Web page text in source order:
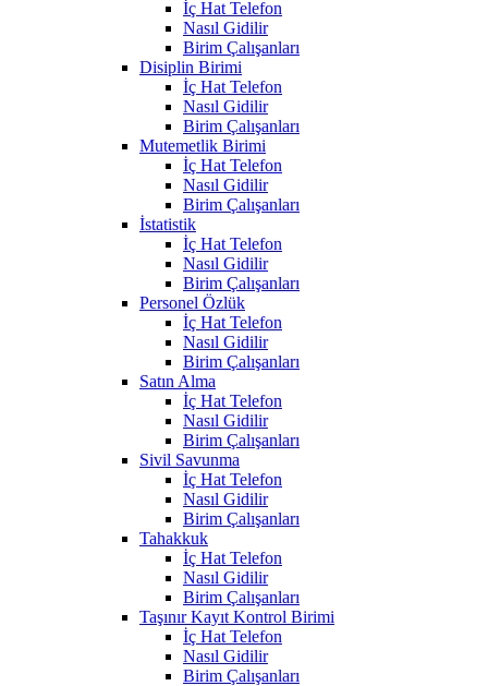
İç Hat Telefon
Nasıl Gidilir
Birim Çalışanları
Disiplin Birimi
İç Hat Telefon
Nasıl Gidilir
Birim Çalışanları
Mutemetlik Birimi
İç Hat Telefon
Nasıl Gidilir
Birim Çalışanları
İstatistik
İç Hat Telefon
Nasıl Gidilir
Birim Çalışanları
Personel Özlük
İç Hat Telefon
Nasıl Gidilir
Birim Çalışanları
Satın Alma
İç Hat Telefon
Nasıl Gidilir
Birim Çalışanları
Sivil Savunma
İç Hat Telefon
Nasıl Gidilir
Birim Çalışanları
Tahakkuk
İç Hat Telefon
Nasıl Gidilir
Birim Çalışanları
Taşınır Kayıt Kontrol Birimi
İç Hat Telefon
Nasıl Gidilir
Birim Çalışanları